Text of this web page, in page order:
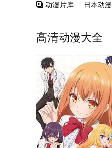
 动漫片库 日本动漫
高清动漫大全